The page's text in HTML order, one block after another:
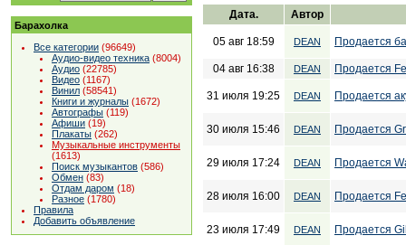
Барахолка
Все категории (96649)
Аудио-видео техника (8004)
Аудио (22785)
Видео (1167)
Винил (58541)
Книги и журналы (1672)
Автографы (119)
Афиши (19)
Плакаты (262)
Музыкальные инструменты
(1613)
Поиск музыкантов (586)
Обмен (83)
Отдам даром (18)
Разное (1780)
Правила
Добавить объявление
Дата. Автор
05 авг 18:59 DEAN Продается
04 авг 16:38 DEAN Продается
31 июля 19:25 DEAN Продается
30 июля 15:46 DEAN Продается
29 июля 17:24 DEAN Продается
28 июля 16:00 DEAN Продается
23 июля 17:49 DEAN Продается